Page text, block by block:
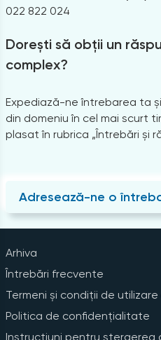
022 822 024
Dorești să obții un
complex?
Expediază-ne întrebarea ta
din domeniu în cel mai scurt
plasat în rubrica „Întrebări și
Adresează-ne o
Arhiva
Întrebări frecvente
Termeni și condiții de utilizare
Politica de confidențialitate
Instrucțiuni pentru ștergerea